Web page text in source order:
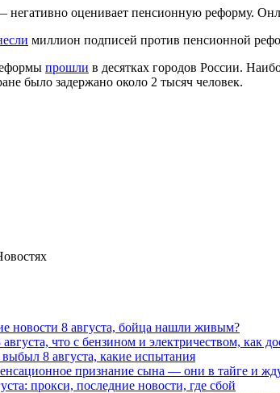
оценивает пенсионную реформу.
миллион подписей против пенсионной
прошли в десятках городов России.
было задержано около 2 тысяч человек.
новости 8 августа, бойца нашли живым?
что с бензином и электричеством, как
8 августа, какие испытания
признание сына — они в тайге и
прокси, последние новости, где сбой